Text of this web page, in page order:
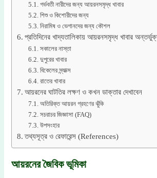
গর্ভবতী নারীদের জন্য আয়রনসমৃদ্ধ খাবার
শিশু ও কিশোরীদের জন্য
নিরামিষ ও ভেগানদের জন্য কৌশল
প্রতিদিনের খাদ্যতালিকায় আয়রনসমৃদ্ধ খাবার
সকালের নাস্তা
দুপুরের খাবার
বিকেলের স্ন্যাক্স
রাতের খাবার
আয়রনের ঘাটতির লক্ষণ ও কখন ডাক্তার দেখাবেন
অতিরিক্ত আয়রন গ্রহণের ঝুঁকি
সচরাচর জিজ্ঞাসা (FAQ)
উপসংহার
তথ্যসূত্র ও রেফারেন্স (References)
আয়রনের জৈবিক ভূমিকা